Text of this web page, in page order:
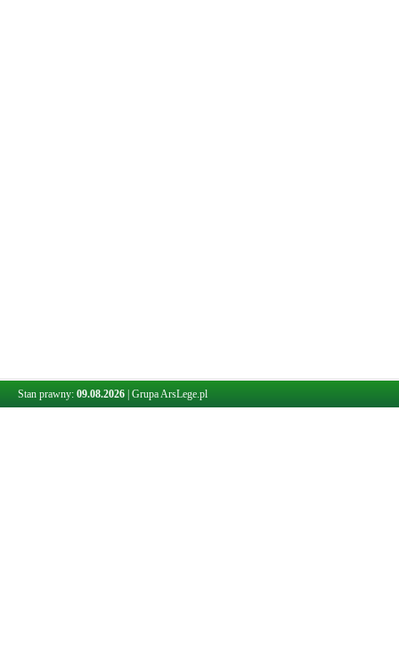
Stan prawny: 09.08.2026 Grupa ArsLege.pl